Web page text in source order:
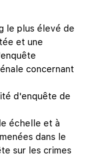
le plus élevé de
et une
concernant
d'enquête de
échelle et à
dans le
sur les crimes